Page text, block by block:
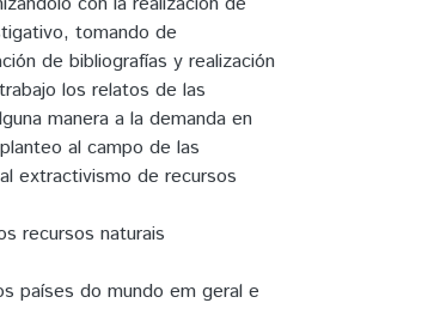
tomando de
de bibliografías y realización
los relatos de las
manera a la demanda en
al campo de las
extractivismo de recursos
recursos naturais
países do mundo em geral e